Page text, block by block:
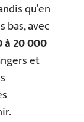
qu’en
bas, avec
à 20 000
et